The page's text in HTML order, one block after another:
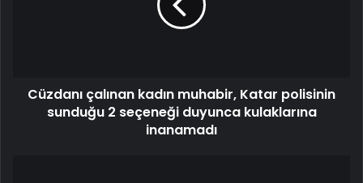
Cüzdanı çalınan kadın muhabir, Katar polisinin
sunduğu 2 seçeneği duyunca kulaklarına
inanamadı